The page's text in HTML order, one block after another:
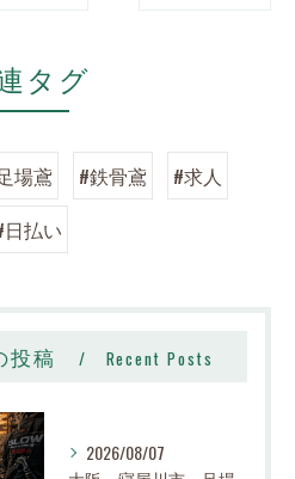
タグ
場鳶 #鉄骨鳶
#求人
日払い
投稿 Recent Posts
2026/08/07